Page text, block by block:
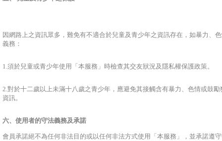
因網路上之資訊眾多，難免有不適合於兒童及青少年之資訊存在，如暴力、
義務：
1.須於兒童或青少年使用「本服務」時檢查其交友狀況及隱私權保護政策。
2.對於十二歲以上未滿十八歲之青少年，應避免其接觸含有暴力、色情或鼓
資訊。
六、使用者的守法義務及承諾
會員承諾絕不為任何非法目的或以任何非法方式使用「本服務」，並承諾遵